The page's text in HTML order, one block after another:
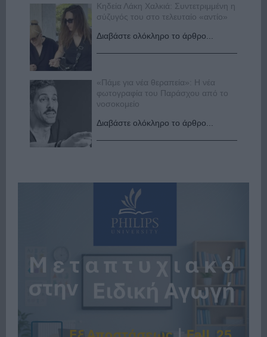
Κηδεία Λάκη Χαλκιά: Συντετριμμένη η
σύζυγός του στο τελευταίο «αντίο»
Διαβάστε ολόκληρο το άρθρο...
«Πάμε για νέα θεραπεία»: Η νέα
φωτογραφία του Παράσχου από το
νοσοκομείο
Διαβάστε ολόκληρο το άρθρο...